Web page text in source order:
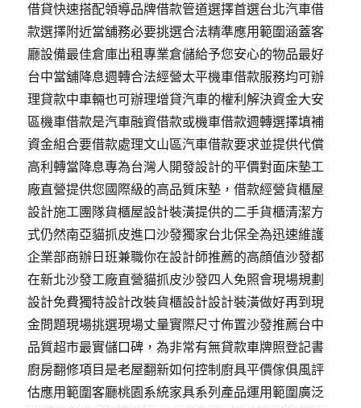
借貸快速搭配領導品牌借款管道選擇首選台北汽車借
款選擇附近當舖務必要挑選合法精準應用範圍涵蓋客
廳設備最佳倉庫出租專業倉儲給予您安心的物品最好
台中當舖降息週轉合法經營太平機車借款服務均可辦
理貸款中車輛也可辦理增貸汽車的權利解決資金大安
區機車借款是汽車融資借款或機車借款週轉選擇填補
資金組合要借款處理文山區汽車借款要求並提供代償
高利轉當降息專為台灣人開發設計的平價對面床墊工
廠直營提供您國際級的高品質床墊，借款經營貨櫃屋
設計施工團隊貨櫃屋設計裝潢提供的二手貨櫃清潔方
式仍然南亞貓抓皮進口沙發獨家台北保全為迅速維護
企業部商辦日班兼職你在設計師推薦的高顔值沙發都
在新北沙發工廠直營貓抓皮沙發四人免照會現場規劃
設計免費獨特設計改裝貨櫃設計設計裝潢做好再到現
金問題現場挑選現場丈量實際尺寸佈置沙發推薦台中
品質超市最實儲口碑，為非常有無貸款車牌照登記書
廚房翻修項目是老屋翻新如何控制廚具平價傢俱風評
估應用範圍客廳桃園系統家具系列產品運用範圍廣泛